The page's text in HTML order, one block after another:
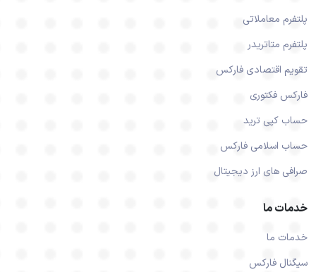
پلتفرم معاملاتی
پلتفرم متاتریدر
تقویم اقتصادی فارکس
فارکس فکتوری
حساب کپی ترید
حساب اسلامی فارکس
صرافی های ارز دیجیتال
خدمات ما
خدمات ما
سیگنال فارکس